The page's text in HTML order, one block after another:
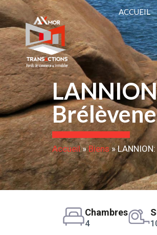
ACCUEIL
Accueil»Biens»
Chambres
4